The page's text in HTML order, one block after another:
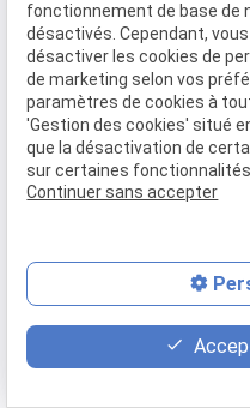
Les exercices
solution accessible et
chutes et maintenir
15 minutes
progressif, vous pouvez
votre stabilité et
déplacements.
Allo Kiné, fondé par M.
diplômé de l'ULB,
nombreux seniors
rééducation à domicile.
place
Plan d'accès
fonctionnement de base de
désactivés. Cependant,
désactiver les cookies de
de marketing selon vos
paramètres de cookies à
'Gestion des cookies' situé
que la désactivation de
sur certaines
Continuer sans accepter